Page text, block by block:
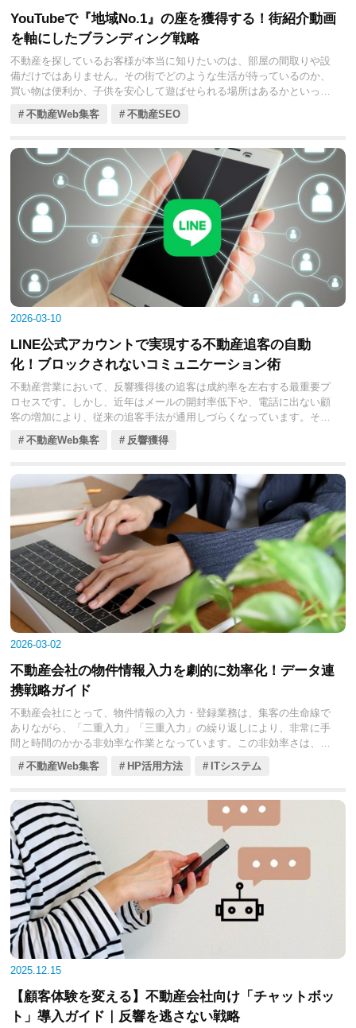
YouTubeで『地域No.1』の座を獲得する！街紹介動画
を軸にしたブランディング戦略
不動産を探しているお客様が本当に知りたいのは、部屋の間取りや設
備だけではありません。その街でどのような生活が待っているのか、
買い物は便利か、子供を安心して遊ばせられる場所はあるかといっ
た、暮らしの解像度を高める情報を求めています。
しかし、多くの不動産会社がYouTubeで行っているのは、物件の内装
の紹介に終始している今だからこそ、街の魅力を発信する街紹介動画
には、圧倒的な差別化とブランディングのチャンスが眠っています。
本コラムでは、物件を売る前に街のファンを作ることによって、地域
ナンバーワンの信頼を獲得するためのYouTube活用戦略について詳し
く解説します。
不動産Web集客 不動産SEO
2026-03-10
LINE公式アカウントで実現する不動産追客の自動
化！ブロックされないコミュニケーション術
不動産営業において、反響獲得後の追客は成約率を左右する最重要プ
ロセスです。しかし、近年はメールの開封率低下や、電話に出ない顧
客の増加により、従来の追客手法が通用しづらくなっています。そこ
で、現代の不動産追客の主役となっているのが、圧倒的な利用者数を
誇るLINE公式アカウントです。
ーションが取れる点において、不動産営業と極めて相性が良いツール
です。しかし、単に情報を送り続けるだけでは、すぐにブロックされ
てしまいます。追客を自動化して効率を上げつつ、いかに顧客に嫌わ
れずに成約まで導くか。このバランスこそが、デジタル時代の不動産
営業における勝機となります。
本コラムでは、LINEを活用して追客を自動化しつつ、顧客にブロック
されないための具体的な運用戦略とコミュニケーション術を徹底解説
します。
不動産Web集客 反響獲得
2026-03-02
不動産会社の物件情報入力を劇的に効率化！データ連
携戦略ガイド
不動産会社にとって、物件情報の入力・登録業務は、集客の生命線で
ありながら、「二重入力」「三重入力」の繰り返しにより、非常に手
間と時間のかかる非効率な作業となっています。この非効率さは、担
当者の大きな負担となるだけでなく、情報公開の遅れによる機会損失
や、入力ミスによる契約リスクに直結します。
情報の正確性を劇的に向上させる鍵となるのが、「データ連携戦略」
です。
本コラムは、不動産会社の皆様が日々の業務負担を軽減し、鮮度の高
い物件情報を迅速に公開するためのデータ連携戦略の基本を解説しま
す。
不動産Web集客 HP活用方法 ITシステム
2025.12.15
【顧客体験を変える】不動産会社向け「チャットボッ
ト」導入ガイド｜反響を逃さない戦略